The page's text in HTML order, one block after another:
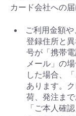
カード会社への
ご利用金額
登録住所と
号が「携帯
メール」の
した場合、
あります。
荷、発注ま
「ご本人確